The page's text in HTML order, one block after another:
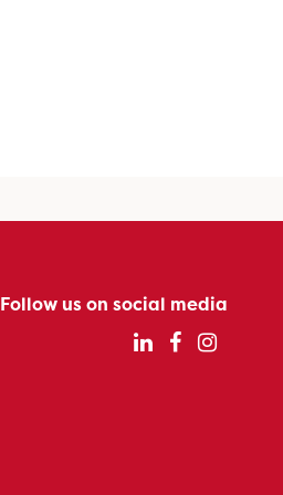
Follow us on social media